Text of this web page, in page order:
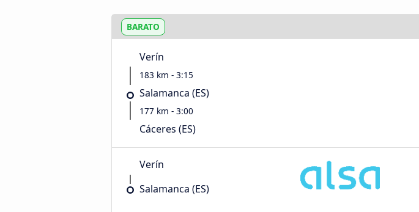
BARATO
Verín
183 km - 3:15
Salamanca (ES)
177 km - 3:00
Cáceres‎‎ (ES)
Verín
Salamanca (ES)